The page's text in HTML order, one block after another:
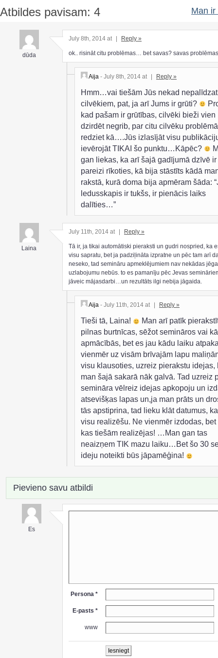
Atbildes pavisam: 4 Man ir
dūda
July 8th, 2014 at | Reply »
ok.. risināt citu problēmas… bet savas? savas
Aija - July 8th, 2014 at Reply »
Hmm…vai tiešām Jūs nekad
cilvēkiem, pat, ja arī Jums ir grūti?
kad pašam ir grūtības, cilvēki bieži vien
dzirdēt negrib, par citu cilvēku
redziet kā….Jūs izlasījāt visu
ievērojāt TIKAI šo punktu…Kāpēc?
gan liekas, ka arī šajā gadījumā dzīvē ir
pareizi rīkoties, kā bija stāstīts kādā
rakstā, kurā doma bija apmēram šāda:
ledusskapis ir tukšs, ir pienācis laiks
dalīties…”
Laina
July 11th, 2014 at | Reply »
Tā ir, ja tikai automātiski pieraksti un gudri nospried, ka
visu sapratu, bet ja padziļināta izpratne un pēc tam arī
neseko, tad semināru apmeklējumiem nav nekādas
uzlabojumu nebūs. to es pamanīju pēc Jevas
jāveic mājasdarbi…un rezultāts ilgi nebija jāgaida.
Aija - July 11th, 2014 at Reply »
Tieši tā, Laina!
Man arī patīk
pilnas burtnīcas, sēžot semināros vai
apmācībās, bet es jau kādu laiku
vienmēr uz visām brīvajām lapu
visu klausoties, uzreiz pierakstu idejas,
man šajā sakarā nāk galvā. Tad uzreiz
semināra vēlreiz idejas apkopoju un
atsevišķas lapas un,ja man prāts un
tās apstiprina, tad lieku klāt datumus,
visu realizēšu. Ne vienmēr izdodas, bet
kas tiešām realizējas! …Man gan tas
neaizņem TIK mazu laiku…Bet šo 30
ideju noteikti būs jāpamēģina!
Pievieno savu atbildi
Es
Persona *
E-pasts *
www